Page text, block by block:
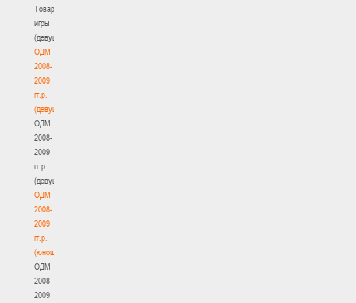
Товарищеские
игры
(девушки)
ОДМ
2008-
2009
гг.р.
(девушки)
ОДМ
2008-
2009
гг.р.
(девушки)
ОДМ
2008-
2009
гг.р.
(юноши)
ОДМ
2008-
2009